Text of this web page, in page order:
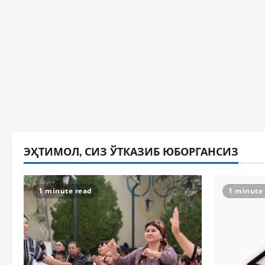
ЭҲТИМОЛ, СИЗ ЎТКАЗИБ ЮБОРГАНСИЗ
1 minute read 1 minute